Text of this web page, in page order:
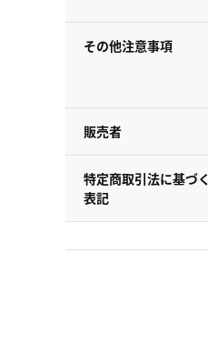
その他注意事項
販売者
特定商取引法に基づく
表記